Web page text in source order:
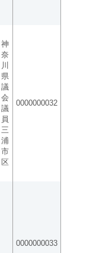
神
奈
川
県
議
会
議
員
三
浦
市
区
0000000032
0000000033